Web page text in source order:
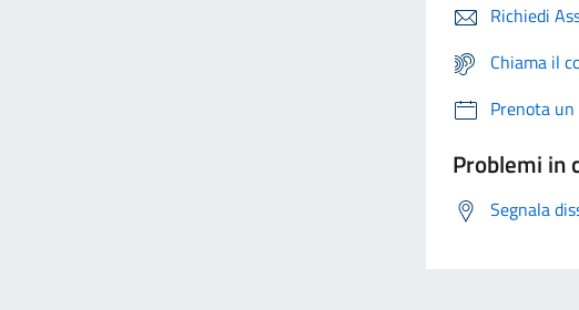
Richiedi
Chiama il
Prenota
Problemi in
Segnala